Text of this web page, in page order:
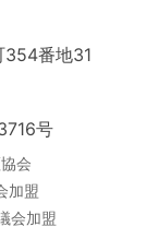
354番地31
号
会
加盟
会加盟